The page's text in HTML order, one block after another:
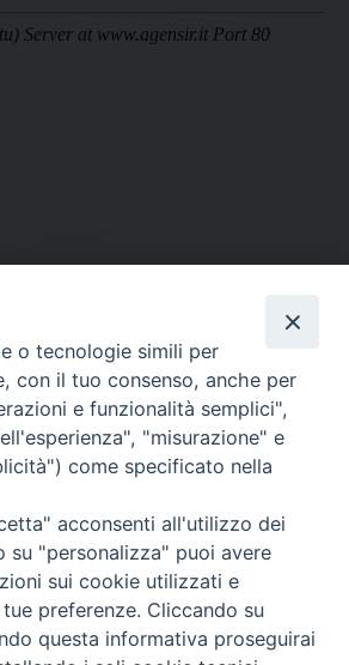
DI ALBANO
06.93268401 - Fax.: 06.9323844
curia@diocesidialbano.it
al Venerdì Ore: 9:00 - 13:00
e Venerdì, Ore 9:30 - 12:30
Suburbicaria di Albano
o tecnologie simili per
con il tuo consenso, anche per
e funzionalità semplici",
"misurazione" e
come specificato nella
acconsenti all'utilizzo dei
su "personalizza" puoi avere
sui cookie utilizzati e
preferenze. Cliccando su
questa informativa proseguirai